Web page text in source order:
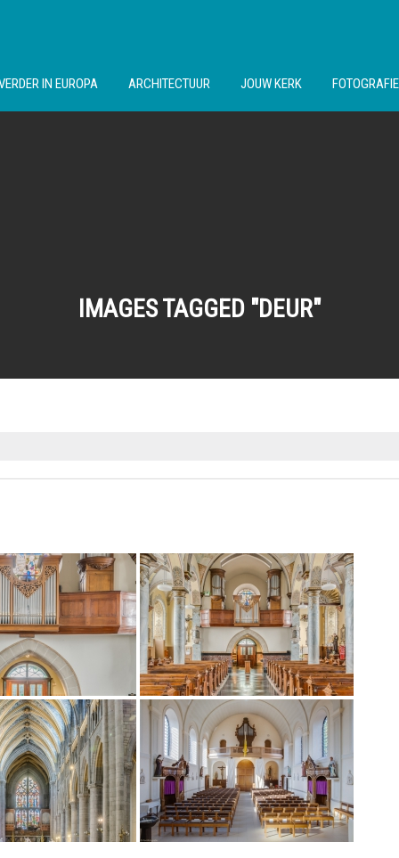
IN EUROPA ARCHITECTUUR JOUW KERK
IMAGES TAGGED "DEUR"